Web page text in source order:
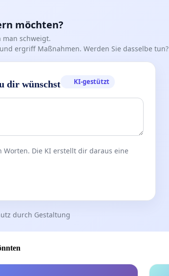
möchten?
man schweigt.
ergriff Maßnahmen. Werden Sie dasselbe tun?
dir wünschst KI-gestützt
Die KI erstellt dir daraus eine
durch Gestaltung